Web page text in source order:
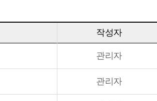
작성자
관리자
관리자